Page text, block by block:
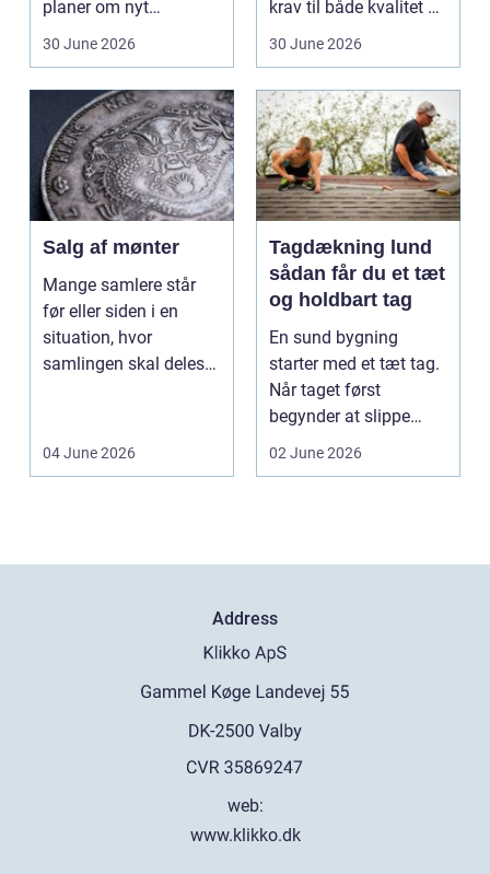
planer om nyt
30 June 2026
krav til både kvalitet og
30 June 2026
Salg af mønter
Mange samlere står
før eller siden i en
situation, hvor
samlingen skal deles
04 June 2026
Tagdækning lund
sådan får du et tæt
og holdbart tag
En sund bygning
starter med et tæt tag.
Når taget først
begynder at slippe
02 June 2026
Address
web:
www.klikko.dk